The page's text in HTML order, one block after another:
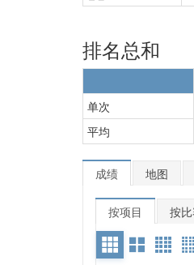
排名总和
单次
平均
成绩 地图
按项目 按